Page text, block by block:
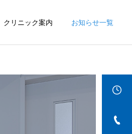
クリニック案内 お知らせ一覧
詳細を見る